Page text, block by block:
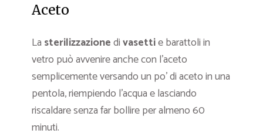
Aceto
La sterilizzazionedivasettie barattoli in
vetro può avvenire anche con l’aceto
semplicemente versando un po’ di aceto in una
pentola, riempiendo l’acqua e lasciando
riscaldare senza far bollire per almeno 60
minuti.